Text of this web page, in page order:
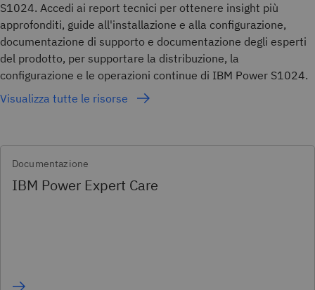
S1024. Accedi ai report tecnici per ottenere insight più
approfonditi, guide all'installazione e alla configurazione,
documentazione di supporto e documentazione degli esperti
del prodotto, per supportare la distribuzione, la
configurazione e le operazioni continue di IBM Power S1024.
Visualizza tutte le risorse
Documentazione
IBM Power Expert Care